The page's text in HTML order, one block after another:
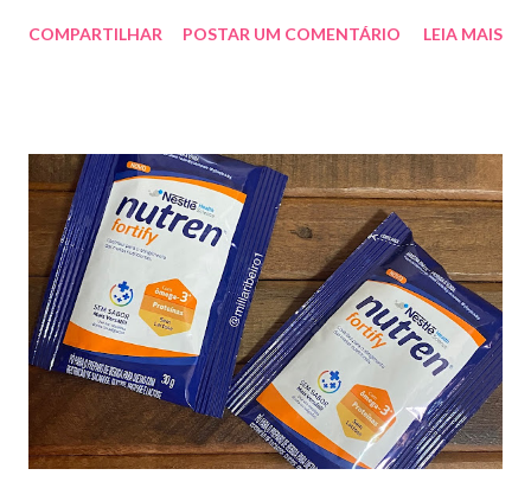
COMPARTILHAR
POSTAR UM COMENTÁRIO LEIA MAIS